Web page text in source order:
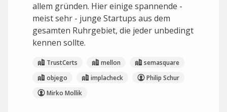
allem gründen. Hier einige spannende -
meist sehr - junge Startups aus dem
gesamten Ruhrgebiet, die jeder unbedingt
kennen sollte.
TrustCerts mellon
semasquare
objego
implacheck
Philip Schur
Mirko Mollik